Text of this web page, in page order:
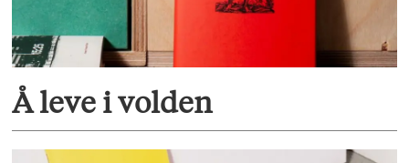
Å leve i volden